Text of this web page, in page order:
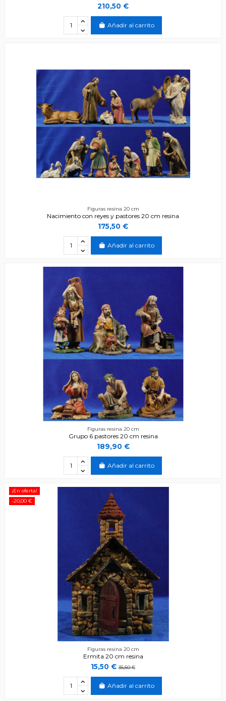
210,50 €
Añadir al carrito
Figuras resina 20 cm
Nacimiento con reyes y pastores 20 cm resina
175,50 €
Añadir al carrito
Figuras resina 20 cm
Grupo 6 pastores 20 cm resina
189,90 €
Añadir al carrito
¡En oferta!
-20,00 €
Figuras resina 20 cm
Ermita 20 cm resina
15,50 € 35,50 €
Añadir al carrito